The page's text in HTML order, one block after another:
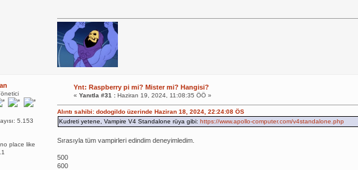
5.153
place like
Ynt: Raspberry pi mi? Mister mi? Hangisi?
« Yanıtla #31 :Haziran 19, 2024, 11:08:35 ÖÖ »
Alıntı sahibi: dodogildo üzerinde Haziran 18, 2024, 22:24:08 ÖS
Kudreti yetene, Vampire V4 Standalone rüya gibi: https://www.apollo-computer.com/v4standalone.php
Sırasıyla tüm vampirleri edindim deneyimledim.
500
600